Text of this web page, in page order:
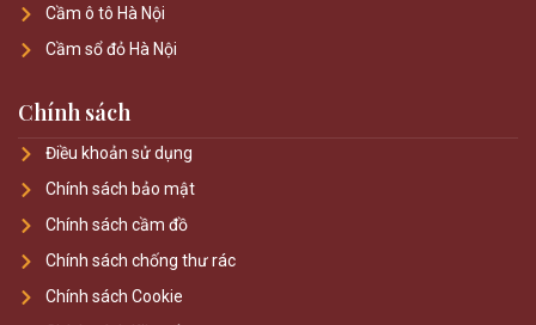
Cầm ô tô Hà Nội
Cầm sổ đỏ Hà Nội
Chính sách
Điều khoản sử dụng
Chính sách bảo mật
Chính sách cầm đồ
Chính sách chống thư rác
Chính sách Cookie